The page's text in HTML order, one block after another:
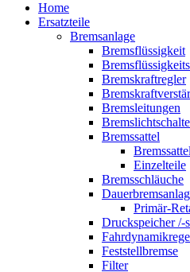
Home
Ersatzteile
Bremsanlage
Bremsflüssigkeit
Bremskraftregler
Bremsleitungen
Bremssattel
Einzelteile
Bremsschläuche
Primär-
Druckspeicher /-
Feststellbremse
Filter